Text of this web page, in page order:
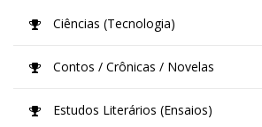
Ciências (Tecnologia)
Contos / Crônicas / Novelas
Estudos Literários (Ensaios)